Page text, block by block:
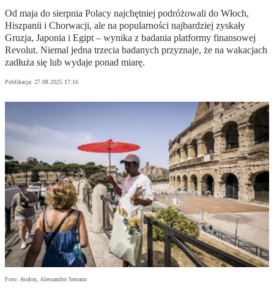
Od maja do sierpnia Polacy najchętniej podróżowali do Włoch,
Hiszpanii i Chorwacji, ale na popularności najbardziej zyskały
Gruzja, Japonia i Egipt – wynika z badania platformy finansowej
Revolut. Niemal jedna trzecia badanych przyznaje, że na wakacjach
zadłuża się lub wydaje ponad miarę.
Publikacja: 27.08.2025 17:16
Foto: Avalon, Alessandro Serrano